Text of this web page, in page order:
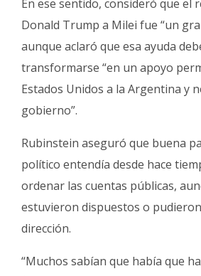
En ese sentido, consideró que el
Donald Trump a Milei fue “un
aunque aclaró que esa ayuda
transformarse “en un apoyo
Estados Unidos a la Argentina y
gobierno”.
Rubinstein aseguró que buena
político entendía desde hace
ordenar las cuentas públicas,
estuvieron dispuestos o
dirección.
“Muchos sabían que había que